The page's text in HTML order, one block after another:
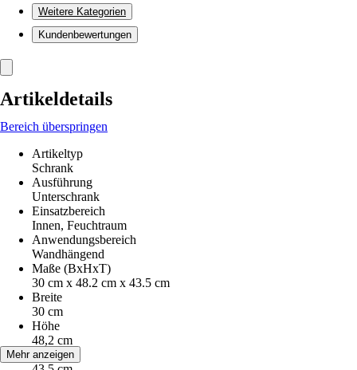
Weitere Kategorien
Kundenbewertungen
Artikeldetails
Bereich überspringen
Artikeltyp
Schrank
Ausführung
Unterschrank
Einsatzbereich
Innen, Feuchtraum
Anwendungsbereich
Wandhängend
Maße (BxHxT)
30 cm x 48.2 cm x 43.5 cm
Breite
30 cm
Höhe
48,2 cm
Tiefe
Mehr anzeigen